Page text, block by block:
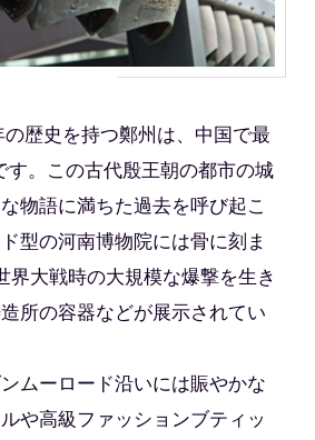
歴史を持つ鄭州は、中国で最
す。この古代殷王朝の都市の城
物語に満ちた過去を呼び起こ
型の河南博物院には骨に刻ま
界大戦時の大規模な爆撃を生き
所の容器などが展示されてい
ムーロード沿いには賑やかな
や高級ファッションブティッ